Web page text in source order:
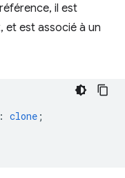
il est
et est associé à un
: clone ;